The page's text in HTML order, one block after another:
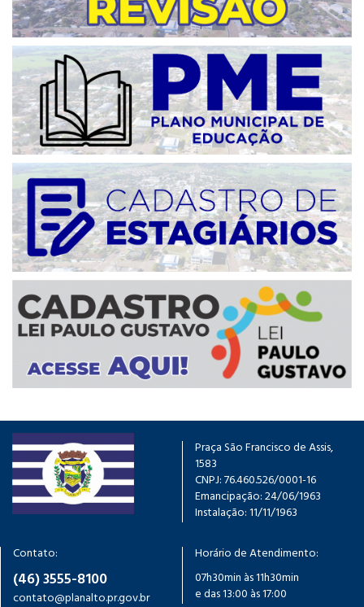
Praça São Francisco de Assis,
1583
CNPJ: 76.460.526/0001-16
Emancipação: 24/06/1963
Instalação: 11/11/1963
Contato:
(46) 3555-8100
contato@planalto.pr.gov.br
Horário de Atendimento:
07h30min às 11h30min
e das 13:00 às 17:00